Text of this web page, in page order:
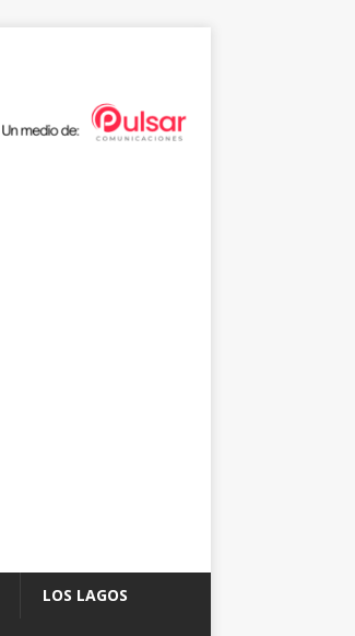
LOS LAGOS